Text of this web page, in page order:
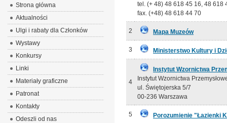
tel. (+ 48) 48 618 45 16, 48 618
fax. (+48) 48 618 44 70
2 Mapa Muzeów
3 Ministerstwo Kultury i
4
Instytut Wzornictwa
Instytut Wzornictwa
ul. Świętojerska 5/7
00-236 Warszawa
5 Porozumienie "Łazienki
Strona główna
Aktualności
Ulgi i rabaty dla Członków
Wystawy
Konkursy
Linki
Materiały graficzne
Patronat
Kontakty
Odeszli od nas